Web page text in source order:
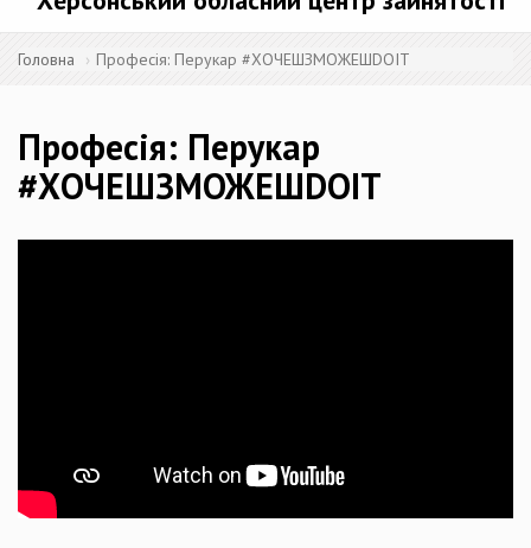
Головна Професія: Перукар #ХОЧЕШЗМОЖЕШDOIT
Професія: Перукар
#ХОЧЕШЗМОЖЕШDOIT